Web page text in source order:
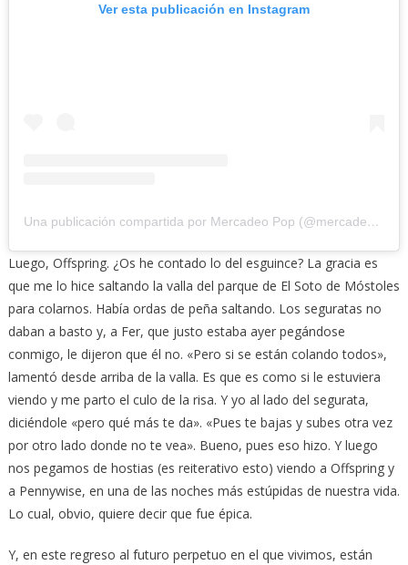
Ver esta publicación en Instagram
Una publicación compartida por Mercadeo Pop (@mercadeo_pop)
Luego, Offspring. ¿Os he contado lo del esguince? La gracia es
que me lo hice saltando la valla del parque de El Soto de Móstoles
para colarnos. Había ordas de peña saltando. Los seguratas no
daban a basto y, a Fer, que justo estaba ayer pegándose
conmigo, le dijeron que él no. «Pero si se están colando todos»,
lamentó desde arriba de la valla. Es que es como si le estuviera
viendo y me parto el culo de la risa. Y yo al lado del segurata,
diciéndole «pero qué más te da». «Pues te bajas y subes otra vez
por otro lado donde no te vea». Bueno, pues eso hizo. Y luego
nos pegamos de hostias (es reiterativo esto) viendo a Offspring y
a Pennywise, en una de las noches más estúpidas de nuestra vida.
Lo cual, obvio, quiere decir que fue épica.
Y, en este regreso al futuro perpetuo en el que vivimos, están